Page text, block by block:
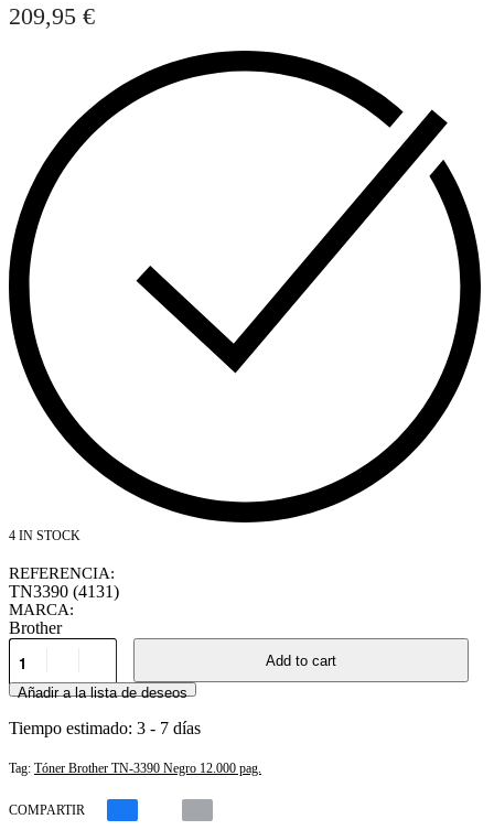
209,95 €
4 IN STOCK
REFERENCIA:
TN3390 (4131)
MARCA:
Brother
Add to cart
Añadir a la lista de deseos
Tiempo estimado: 3 - 7 días
Tag: Tóner Brother TN-3390 Negro 12.000 pag.
COMPARTIR